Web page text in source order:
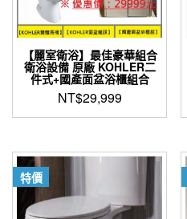
【麗室衛浴】最佳豪華組合
衛浴設備 原廠 KOHLER二
件式+國產面盆浴櫃組合
NT$29,999
特價